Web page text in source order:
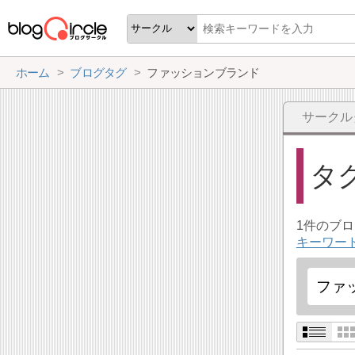
ホーム ブログタグ ファッションブランド
サーク
タ
1件のブ
キーワー